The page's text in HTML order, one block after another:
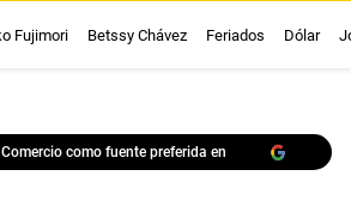
Fujimori Betssy Chávez Feriados Dólar
como fuente preferida en